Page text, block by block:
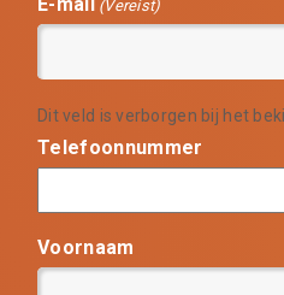
(Vereist)
Dit veld is verborgen bij het
Telefoonnummer
Voornaam